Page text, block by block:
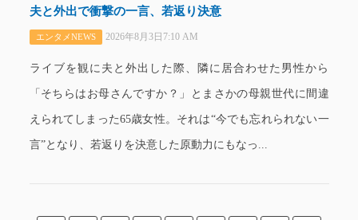
夫と外出で衝撃の一言、若返り決意
エンタメNEWS 2026年8月3日7:10 AM
ライブを観に夫と外出した際、隣に居合わせた男性から
「そちらはお母さんですか？」とまさかの母親世代に間違
えられてしまった65歳女性。それは“今でも忘れられない一
言”となり、若返りを決意した原動力にもなっ...